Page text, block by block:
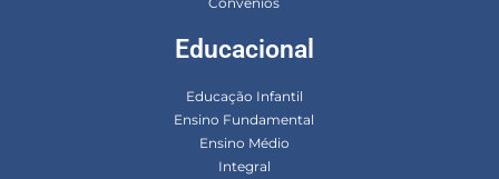
Educacional
Educação Infantil
Ensino Fundamental
Ensino Médio
Integral